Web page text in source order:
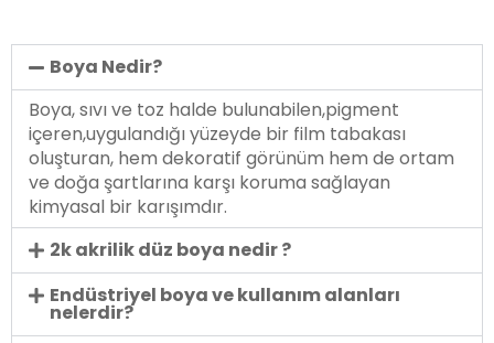
Boya Nedir?
Boya, sıvı ve toz halde bulunabilen,pigment
içeren,uygulandığı yüzeyde bir film tabakası
oluşturan, hem dekoratif görünüm hem de ortam
ve doğa şartlarına karşı koruma sağlayan
kimyasal bir karışımdır.
2k akrilik düz boya nedir ?
Endüstriyel boya ve kullanım alanları
nelerdir?